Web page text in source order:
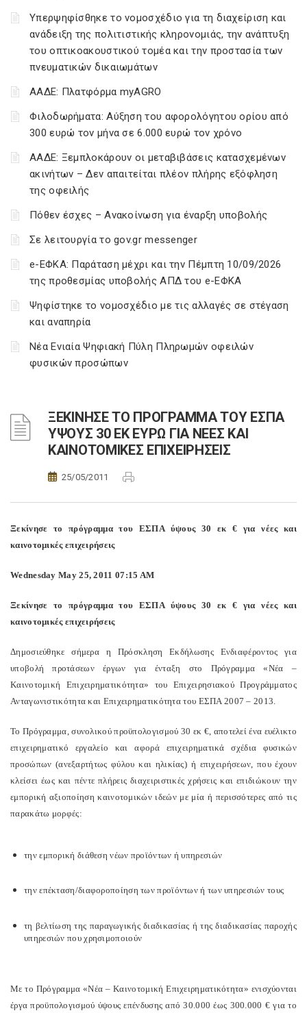
Υπερψηφίσθηκε το νομοσχέδιο για τη διαχείριση και
ανάδειξη της πολιτιστικής κληρονομιάς, την ανάπτυξη
του οπτικοακουστικού τομέα και την προστασία των
πνευματικών δικαιωμάτων
ΑΑΔΕ: Πλατφόρμα myAGRO
Φιλοδωρήματα: Αύξηση του αφορολόγητου ορίου από
300 ευρώ τον μήνα σε 6.000 ευρώ τον χρόνο
ΑΑΔΕ: Ξεμπλοκάρουν οι μεταβιβάσεις κατασχεμένων
ακινήτων – Δεν απαιτείται πλέον πλήρης εξόφληση
της οφειλής
Πόθεν έσχες – Ανακοίνωση για έναρξη υποβολής
Σε λειτουργία το gov.gr messenger
e-ΕΦΚΑ: Παράταση μέχρι και την Πέμπτη 10/09/2026
της προθεσμίας υποβολής ΑΠΔ του e-ΕΦΚΑ
Ψηφίστηκε το νομοσχέδιο με τις αλλαγές σε στέγαση
και αναπηρία
Νέα Ενιαία Ψηφιακή Πύλη Πληρωμών οφειλών
φυσικών προσώπων
ΞΕΚΙΝΗΣΕ ΤΟ ΠΡΟΓΡΑΜΜΑ ΤΟΥ ΕΣΠΑ
ΥΨΟΥΣ 30 ΕΚ ΕΥΡΩ ΓΙΑ ΝΕΕΣ ΚΑΙ
ΚΑΙΝΟΤΟΜΙΚΕΣ ΕΠΙΧΕΙΡΗΣΕΙΣ
25/05/2011
Ξεκίνησε το πρόγραμμα του ΕΣΠΑ ύψους 30 εκ € για νέες και
καινοτομικές επιχειρήσεις
Wednesday May 25, 2011 07:15 AM
Ξεκίνησε το πρόγραμμα του ΕΣΠΑ ύψους 30 εκ € για νέες και
καινοτομικές επιχειρήσεις
Δημοσιεύθηκε σήμερα η Πρόσκληση Εκδήλωσης Ενδιαφέροντος για
υποβολή προτάσεων έργων για ένταξη στο Πρόγραμμα «Νέα –
Καινοτομική Επιχειρηματικότητα» του Επιχειρησιακού Προγράμματος
Ανταγωνιστικότητα και Επιχειρηματικότητα του ΕΣΠΑ 2007 – 2013.
Το Πρόγραμμα, συνολικού προϋπολογισμού 30 εκ €, αποτελεί ένα ευέλικτο
επιχειρηματικό εργαλείο και αφορά επιχειρηματικά σχέδια φυσικών
προσώπων (ανεξαρτήτως φύλου και ηλικίας) ή επιχειρήσεων, που έχουν
κλείσει έως και πέντε πλήρεις διαχειριστικές χρήσεις και επιδιώκουν την
εμπορική αξιοποίηση καινοτομικών ιδεών με μία ή περισσότερες από τις
παρακάτω μορφές:
την εμπορική διάθεση νέων προϊόντων ή υπηρεσιών
την επέκταση/διαφοροποίηση των προϊόντων ή των υπηρεσιών τους
τη βελτίωση της παραγωγικής διαδικασίας ή της διαδικασίας παροχής
υπηρεσιών που χρησιμοποιούν
Με το Πρόγραμμα «Νέα – Καινοτομική Επιχειρηματικότητα» ενισχύονται
έργα προϋπολογισμού ύψους επένδυσης από 30.000 έως 300.000 € για το